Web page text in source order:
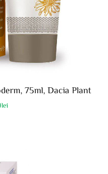
75ml, Dacia Plant
lei